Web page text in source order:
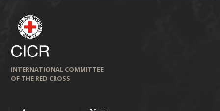
INTERNATIONAL COMMITTEE
OF THE RED CROSS